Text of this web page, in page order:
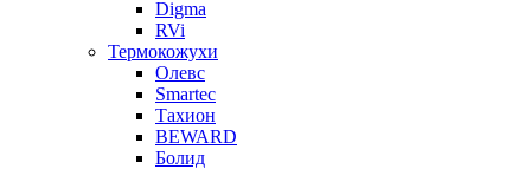
Digma
RVi
Термокожухи
Олевс
Smartec
Тахион
BEWARD
Болид